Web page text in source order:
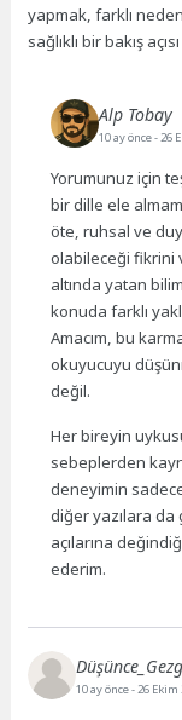
yapmak, farklı
sağlıklı bir bakış
Alp Tobay
10 ay önce- 26
Yorumunuz için
bir dille ele
öte, ruhsal ve
olabileceği fikrini
altında yatan
konuda farklı
Amacım, bu
okuyucuyu
değil.
Her bireyin
sebeplerden
deneyimin sadece
diğer yazılara da
açılarına
ederim.
10 ay önce- 26 Ekim